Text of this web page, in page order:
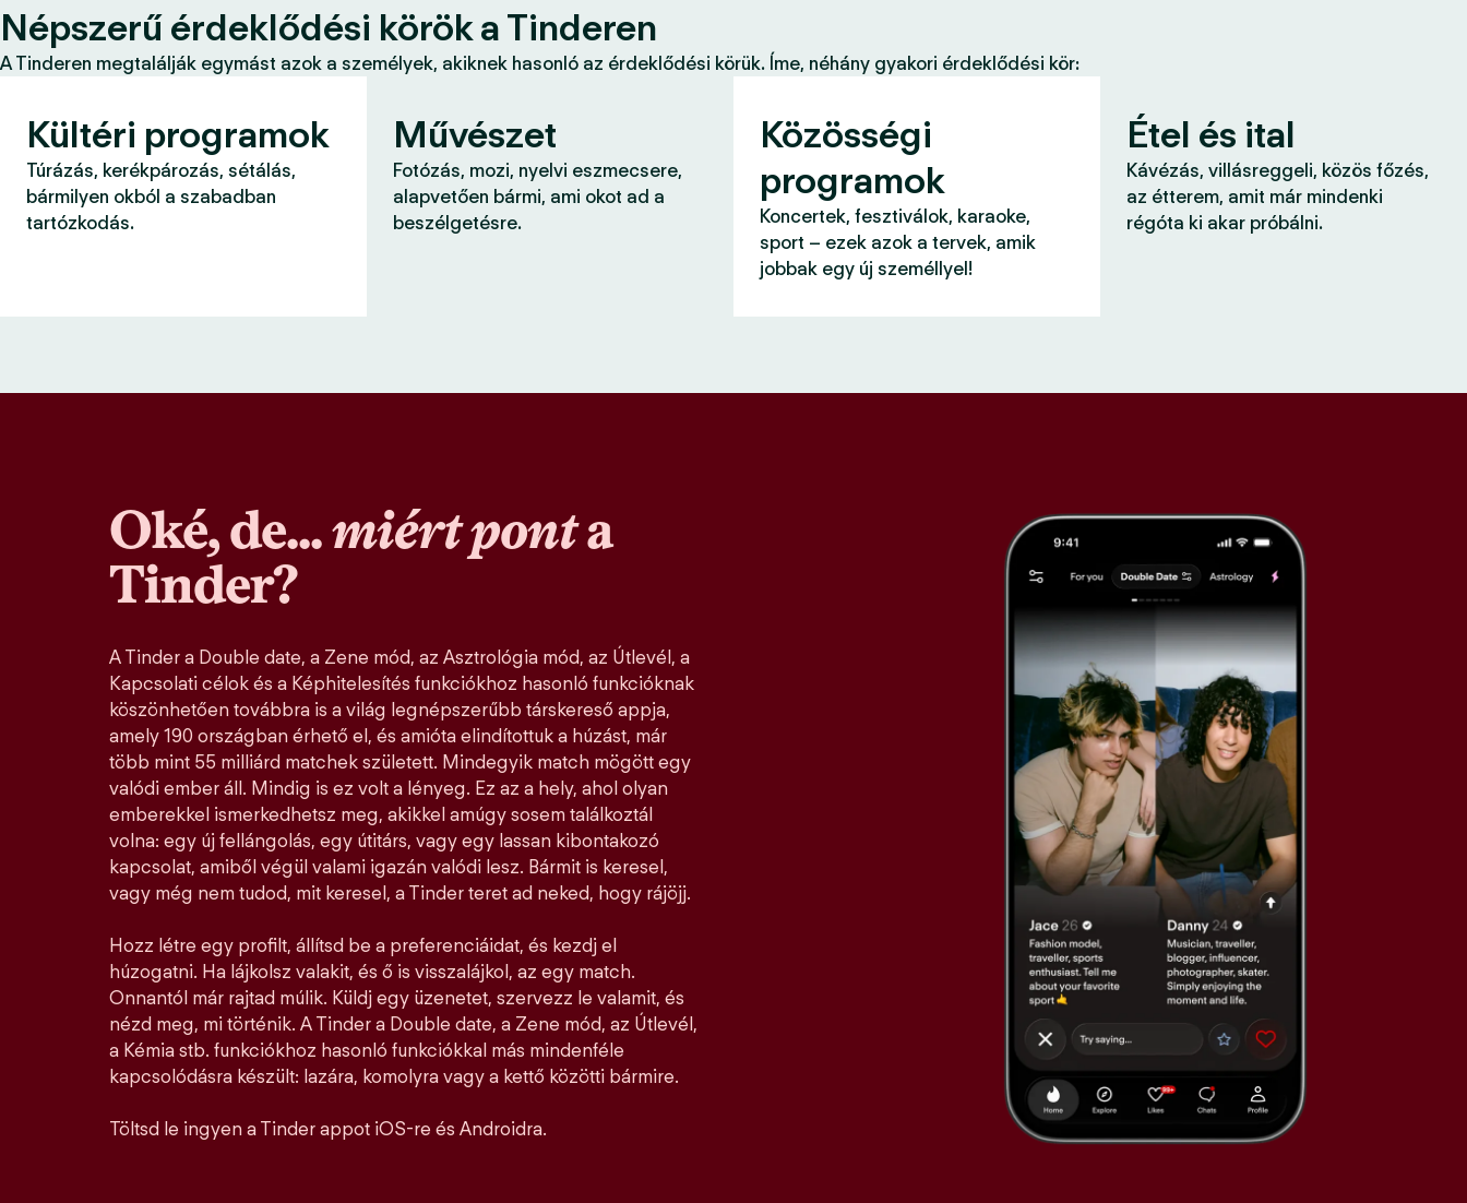
Népszerű érdeklődési körök a Tinderen
A Tinderen megtalálják egymást azok a személyek, akiknek hasonló az érdeklődési körük. Íme, néhány gyakori érdeklődési kör:
Kültéri programok
Túrázás, kerékpározás, sétálás,
bármilyen okból a szabadban
tartózkodás.
Művészet
Fotózás, mozi, nyelvi eszmecsere,
alapvetően bármi, ami okot ad a
beszélgetésre.
Közösségi
programok
Koncertek, fesztiválok, karaoke,
sport – ezek azok a tervek, amik
jobbak egy új személlyel!
Étel és ital
Kávézás, villásreggeli, közös főzés,
az étterem, amit már mindenki
régóta ki akar próbálni.
Oké, de...miért ponta
Tinder?
A Tinder a Double date, a Zene mód, az Asztrológia mód, az Útlevél, a
Kapcsolati célok és a Képhitelesítés funkciókhoz hasonló funkcióknak
köszönhetően továbbra is a világ legnépszerűbb társkereső appja,
amely 190 országban érhető el, és amióta elindítottuk a húzást, már
több mint 55 milliárd matchek született. Mindegyik match mögött egy
valódi ember áll. Mindig is ez volt a lényeg. Ez az a hely, ahol olyan
emberekkel ismerkedhetsz meg, akikkel amúgy sosem találkoztál
volna: egy új fellángolás, egy útitárs, vagy egy lassan kibontakozó
kapcsolat, amiből végül valami igazán valódi lesz. Bármit is keresel,
vagy még nem tudod, mit keresel, a Tinder teret ad neked, hogy rájöjj.
Hozz létre egy profilt, állítsd be a preferenciáidat, és kezdj el
húzogatni. Ha lájkolsz valakit, és ő is visszalájkol, az egy match.
Onnantól már rajtad múlik. Küldj egy üzenetet, szervezz le valamit, és
nézd meg, mi történik. A Tinder a Double date, a Zene mód, az Útlevél,
a Kémia stb. funkciókhoz hasonló funkciókkal más mindenféle
kapcsolódásra készült: lazára, komolyra vagy a kettő közötti bármire.
Töltsd le ingyen a Tinder appot iOS-re és Androidra.